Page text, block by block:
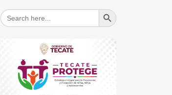
Search
for:
Search Button